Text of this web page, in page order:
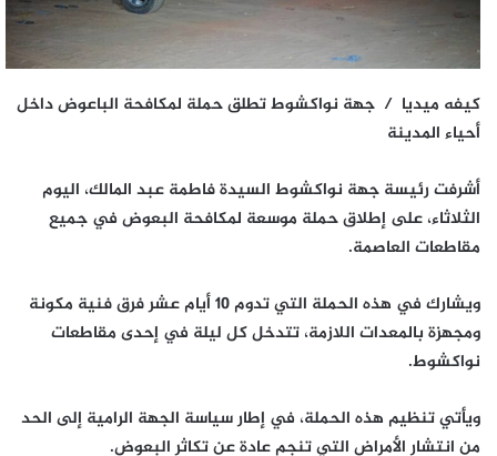
كيفه ميديا / جهة نواكشوط تطلق حملة لمكافحة الباعوض داخل
أحياء المدينة
أشرفت رئيسة جهة نواكشوط السيدة فاطمة عبد المالك، اليوم
الثلاثاء، على إطلاق حملة موسعة لمكافحة البعوض في جميع
مقاطعات العاصمة.
ويشارك في هذه الحملة التي تدوم 10 أيام عشر فرق فنية مكونة
ومجهزة بالمعدات اللازمة، تتدخل كل ليلة في إحدى مقاطعات
نواكشوط.
ويأتي تنظيم هذه الحملة، في إطار سياسة الجهة الرامية إلى الحد
من انتشار الأمراض التي تنجم عادة عن تكاثر البعوض.